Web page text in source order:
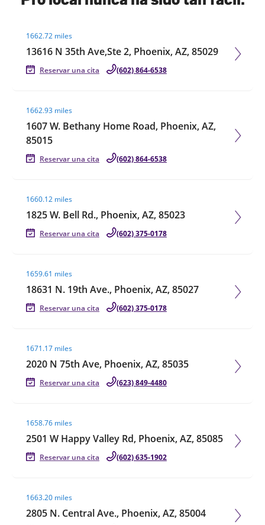
1662.72 miles
13616 N 35th Ave,Ste 2, Phoenix, AZ, 85029
Reservar una cita (602) 864-6538
1662.93 miles
1607 W. Bethany Home Road, Phoenix, AZ,
85015
Reservar una cita (602) 864-6538
1660.12 miles
1825 W. Bell Rd., Phoenix, AZ, 85023
Reservar una cita (602) 375-0178
1659.61 miles
18631 N. 19th Ave., Phoenix, AZ, 85027
Reservar una cita (602) 375-0178
1671.17 miles
2020 N 75th Ave, Phoenix, AZ, 85035
Reservar una cita (623) 849-4480
1658.76 miles
2501 W Happy Valley Rd, Phoenix, AZ, 85085
Reservar una cita (602) 635-1902
1663.20 miles
2805 N. Central Ave., Phoenix, AZ, 85004